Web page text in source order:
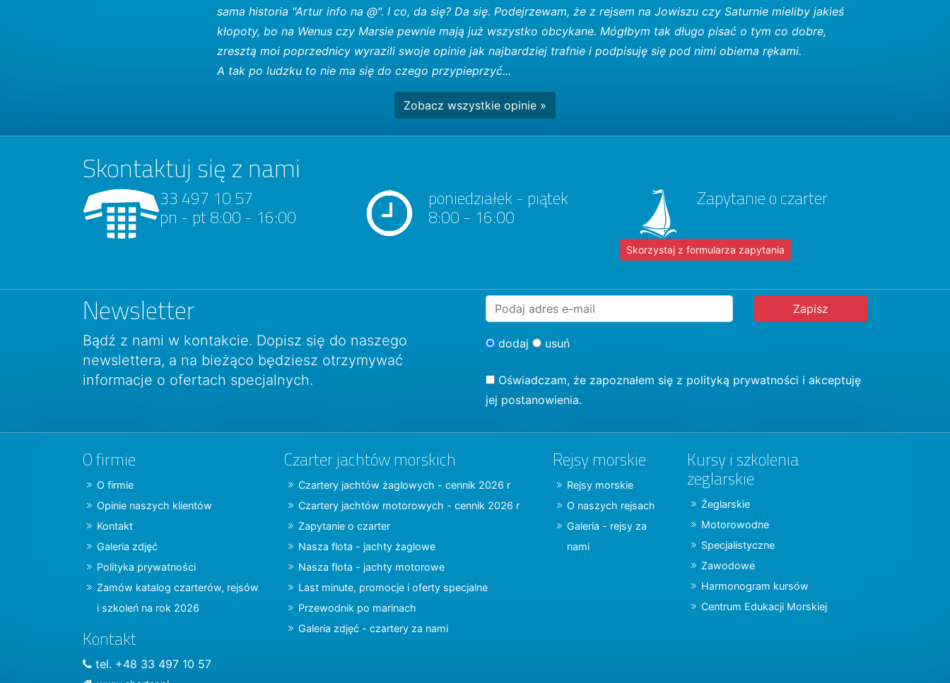
sama historia "Artur info na @". I co, da się? Da się. Podejrzewam, że z rejsem na Jowiszu czy Saturnie mieliby jakieś
kłopoty, bo na Wenus czy Marsie pewnie mają już wszystko obcykane. Mógłbym tak długo pisać o tym co dobre,
zresztą moi poprzednicy wyrazili swoje opinie jak najbardziej trafnie i podpisuję się pod nimi obiema rękami.
A tak po ludzku to nie ma się do czego przypieprzyć...
Zobacz wszystkie opinie »
Skontaktuj się z nami
33 497 10 57
pn - pt 8:00 - 16:00
poniedziałek - piątek
8:00 - 16:00
Zapytanie o czarter
Skorzystaj z formularza zapytania
Newsletter
Bądź z nami w kontakcie. Dopisz się do naszego
newslettera, a na bieżąco będziesz otrzymywać
informacje o ofertach specjalnych.
dodaj usuń
Oświadczam, że zapoznałem się z polityką prywatności i akceptuję
jej postanowienia.
O firmie
O firmie
Opinie naszych klientów
Kontakt
Galeria zdjęć
Polityka prywatności
Zamów katalog czarterów, rejsów
i szkoleń na rok 2026
Kontakt
tel. +48 33 497 10 57
Czarter jachtów morskich
Czartery jachtów żaglowych - cennik 2026 r
Czartery jachtów motorowych - cennik 2026 r
Zapytanie o czarter
Nasza flota - jachty żaglowe
Nasza flota - jachty motorowe
Last minute, promocje i oferty specjalne
Przewodnik po marinach
Galeria zdjęć - czartery za nami
Rejsy morskie
Rejsy morskie
O naszych rejsach
Galeria - rejsy za
nami
Kursy i szkolenia
żeglarskie
Żeglarskie
Motorowodne
Specjalistyczne
Zawodowe
Harmonogram kursów
Centrum Edukacji Morskiej